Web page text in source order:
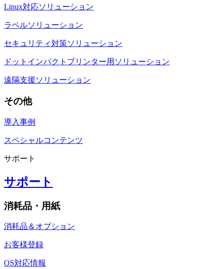
Linux対応ソリューション
ラベルソリューション
セキュリティ対策ソリューション
ドットインパクトプリンター用ソリューション
遠隔支援ソリューション
その他
導入事例
スペシャルコンテンツ
サポート
サポート
消耗品・用紙
消耗品＆オプション
お客様登録
OS対応情報